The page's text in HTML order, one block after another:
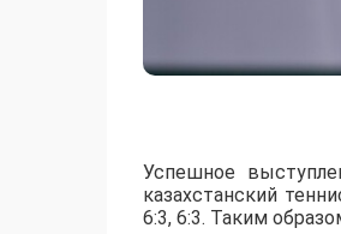
Успешное
казахстанский
6:3, 6:3. Таким